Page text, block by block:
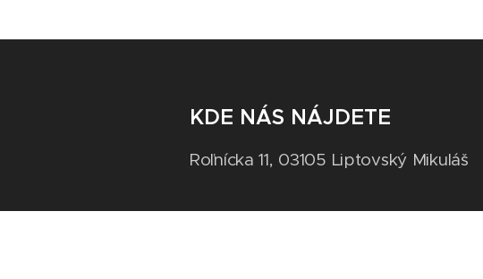
KDE NÁS NÁJDETE
Roľnícka 11, 03105 Liptovský Mikuláš